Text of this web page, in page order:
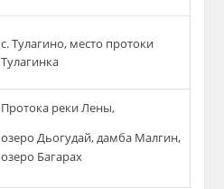
с. Тулагино, место протоки
Тулагинка
Протока реки Лены,
озеро Дьогудай, дамба Малгин,
озеро Багарах